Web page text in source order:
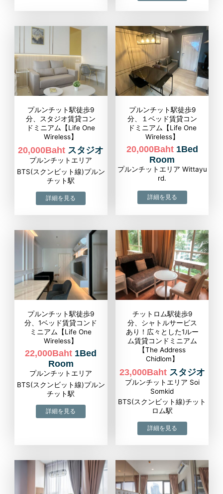
プルンチット駅徒歩9
分、スタジオ賃貸コン
ドミニアム【Life One
Wireless】
20,000Baht スタジオ
プルンチットエリア
BTS(スクンビット線)プルン
チット駅
プルンチット駅徒歩9
分、１ベッド賃貸コン
ドミニアム【Life One
Wireless】
20,000Baht 1Bed
Room
プルンチットエリア Wittayu
rd.
プルンチット駅徒歩9
分、1ベッド賃貸コンド
ミニアム【Life One
Wireless】
22,000Baht 1Bed
Room
プルンチットエリア
BTS(スクンビット線)プルン
チット駅
チットロム駅徒歩9
分、シャトルサービス
あり！広々とした1ルー
ム賃貸コンドミニアム
【The Address
Chidlom】
23,000Baht スタジオ
プルンチットエリア Soi
Somkid
BTS(スクンビット線)チット
ロム駅